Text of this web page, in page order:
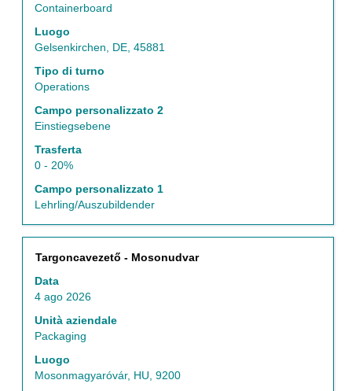
Seleziona
visualizzare
Containerboard
Luogo
Gelsenkirchen, DE, 45881
Tipo di turno
Operations
Campo personalizzato 2
Einstiegsebene
Trasferta
0 - 20%
Campo personalizzato 1
Lehrling/Auszubildender
barra
per
visualizzare
i
contenuti
delle
informazioni
lavoro.
Titolo
Targoncavezető - Mosonudvar
Data
4 ago 2026
Unità aziendale
Packaging
Luogo
Mosonmagyaróvár, HU, 9200
Effettuare
selezione
con
la
barra
per
visualizzare